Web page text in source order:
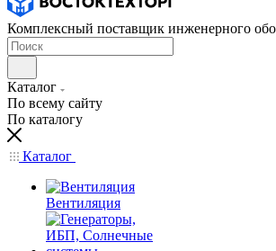
Комплексный поставщик инженерного
Каталог
По всему сайту
По каталогу
Каталог
Вентиляция